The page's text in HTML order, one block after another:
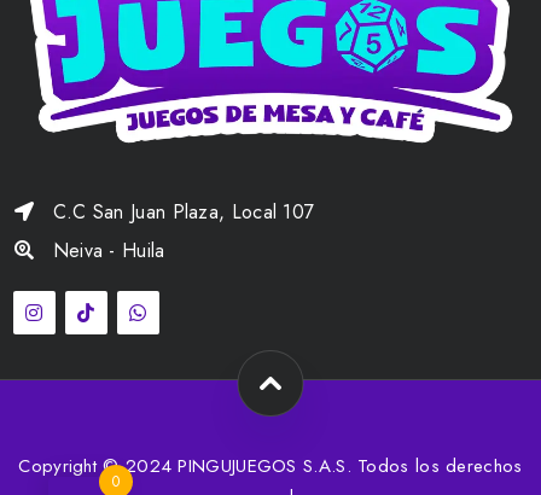
C.C San Juan Plaza, Local 107
Neiva - Huila
Copyright © 2024 PINGUJUEGOS S.A.S. Todos los derechos
0